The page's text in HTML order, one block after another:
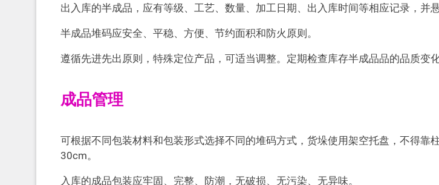
出入库的半成品，应有等级、工艺、数量、加工日期、出入库时间等相应记录，并悬
半成品堆码应安全、平稳、方便、节约面积和防火原则。
遵循先进先出原则，特殊定位产品，可适当调整。定期检查库存半成品品的品质变化
成品管理
可根据不同包装材料和包装形式选择不同的堆码方式，货垛使用架空托盘，不得靠
30cm。
入库的成品包装应牢固、完整、防潮，无破损、无污染、无异味。